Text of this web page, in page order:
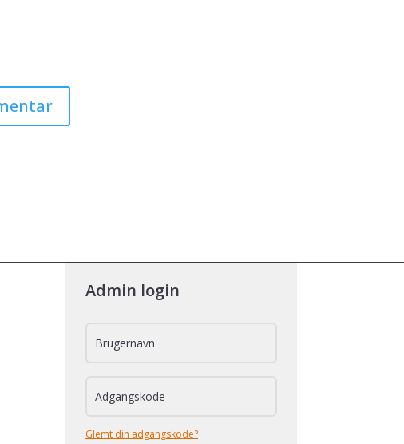
Admin login
Glemt din adgangskode?